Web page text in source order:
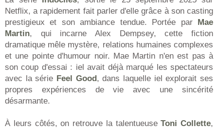
Netflix, a rapidement fait parler d'elle grâce à son casting
prestigieux et son ambiance tendue. Portée par Mae
Martin, qui incarne Alex Dempsey, cette fiction
dramatique mêle mystère, relations humaines complexes
et une pointe d'humour noir. Mae Martin n'en est pas à
son coup d'essai : iel avait déjà marqué les spectateurs
avec la série Feel Good, dans laquelle iel explorait ses
propres expériences de vie avec une sincérité
désarmante.
À leurs côtés, on retrouve la talentueuseToni Collette,